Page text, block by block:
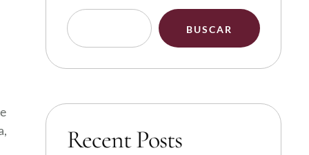
BUSCAR
Recent Posts